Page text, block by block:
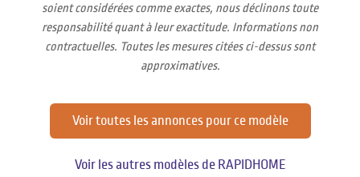
soient considérées comme exactes, nous déclinons toute
responsabilité quant à leur exactitude. Informations non
contractuelles. Toutes les mesures citées ci-dessus sont
approximatives.
Voir toutes les annonces pour ce modèle
Voir les autres modèles de RAPIDHOME